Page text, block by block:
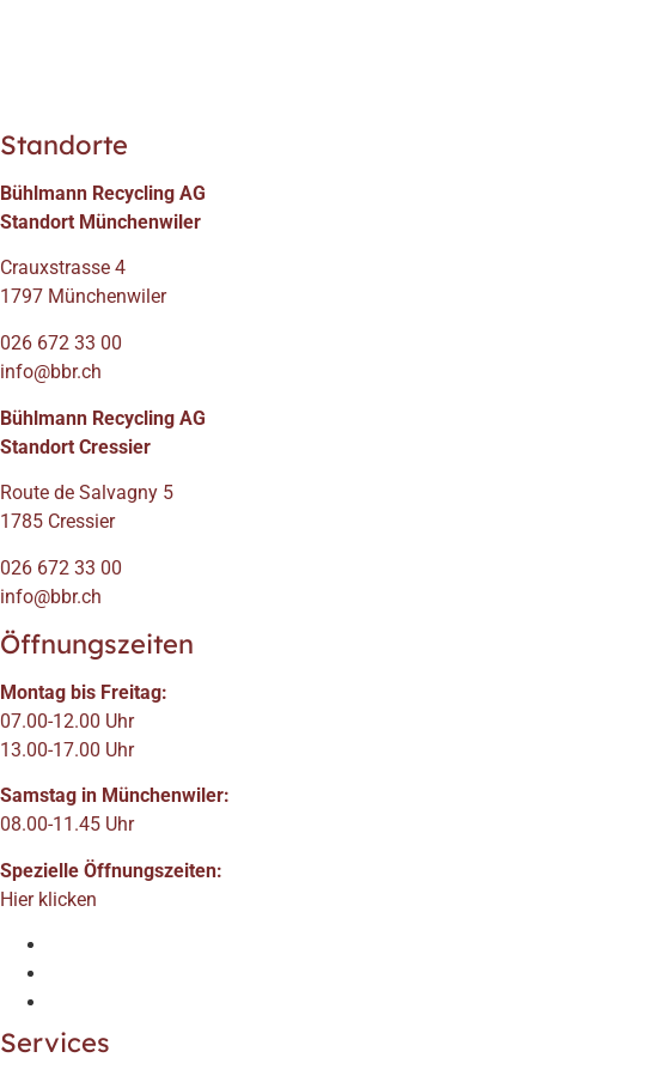
Standorte
Bühlmann Recycling AG
Standort Münchenwiler
Crauxstrasse 4
1797 Münchenwiler
026 672 33 00
info@bbr.ch
Bühlmann Recycling AG
Standort Cressier
Route de Salvagny 5
1785 Cressier
026 672 33 00
info@bbr.ch
Öffnungszeiten
Montag bis Freitag:
07.00-12.00 Uhr
13.00-17.00 Uhr
Samstag in Münchenwiler:
08.00-11.45 Uhr
Spezielle Öffnungszeiten:
Hier klicken
Services